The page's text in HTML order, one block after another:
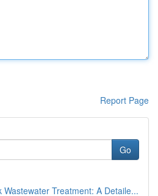
Report Page
Go
Wastewater Treatment: A Detaile...